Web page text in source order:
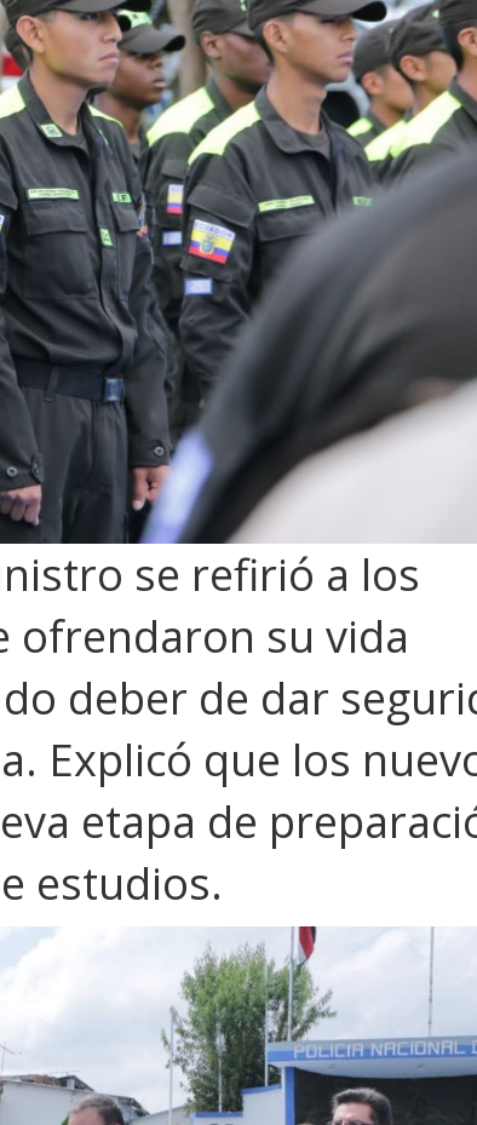
se refirió a los
ofrendaron su vida
deber de dar
Explicó que los
etapa de
estudios.